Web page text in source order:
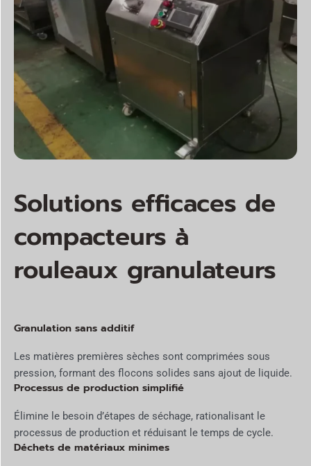
Solutions efficaces de
compacteurs à
rouleaux granulateurs
Granulation sans additif
Les matières premières sèches sont comprimées sous
pression, formant des flocons solides sans ajout de liquide.
Processus de production simplifié
Élimine le besoin d’étapes de séchage, rationalisant le
processus de production et réduisant le temps de cycle.
Déchets de matériaux minimes